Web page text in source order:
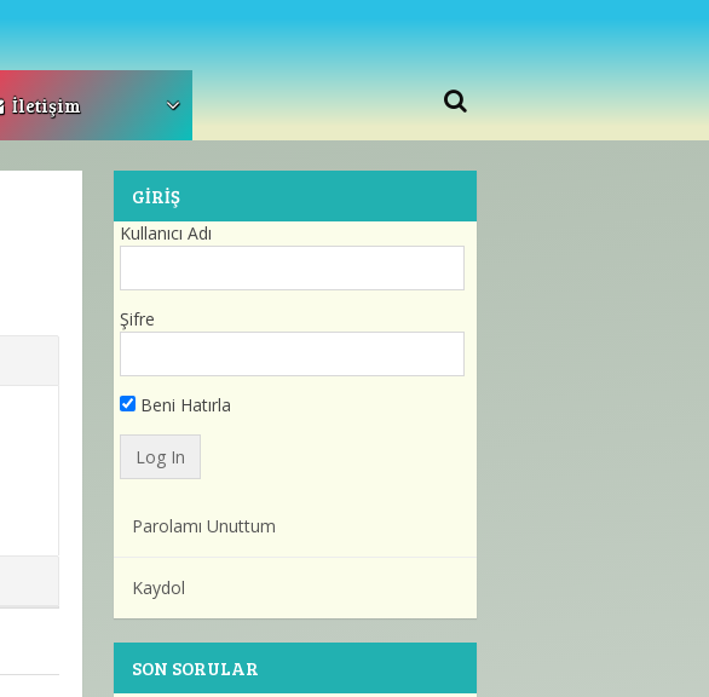
İletişim
GIRIŞ
Kullanıcı Adı
Şifre
Beni Hatırla
Parolamı Unuttum
Kaydol
SON SORULAR